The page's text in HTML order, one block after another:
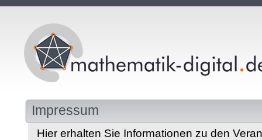
Impressum
Hier erhalten Sie Informationen zu den